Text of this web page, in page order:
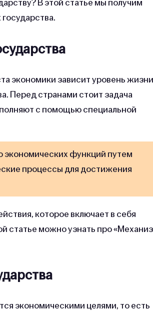
В этой статье мы получим
экономики зависит уровень жизни
Перед странами стоит задача
с помощью специальной
экономических функций путем
процессы для достижения
которое включает в себя
статье можно узнать про
экономическими целями, то есть